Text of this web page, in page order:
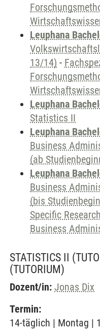
Leuphana
13/14) -
Leuphana
Statistics II
Leuphana
Business
(ab
Leuphana
Business
(bis
Specific
Business
STATISTICS II
(TUTORIUM)
Dozent/in: Jonas Dix
Termin:
14-täglich | Montag |